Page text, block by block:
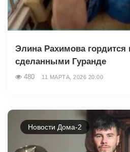
Элина Рахимова гордится
сделанными Гуранде
480 11 МАРТА, 2026 20:00
Новости Дома-2